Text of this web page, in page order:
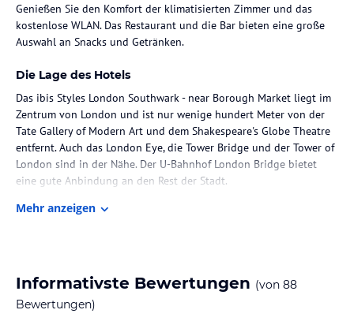
Genießen Sie den Komfort der klimatisierten Zimmer und das
kostenlose WLAN. Das Restaurant und die Bar bieten eine große
Auswahl an Snacks und Getränken.
Die Lage des Hotels
Das ibis Styles London Southwark - near Borough Market liegt im
Zentrum von London und ist nur wenige hundert Meter von der
Tate Gallery of Modern Art und dem Shakespeare's Globe Theatre
entfernt. Auch das London Eye, die Tower Bridge und der Tower of
London sind in der Nähe. Der U-Bahnhof London Bridge bietet
eine gute Anbindung an den Rest der Stadt.
Zimmer / Unterbringung im Hotel
kostenfreies WLAN. Die geräumigen Suiten bieten einen
zusätzlichen Wohnbereich.
Mehr anzeigen
Informativste Bewertungen (von 88
Bewertungen)